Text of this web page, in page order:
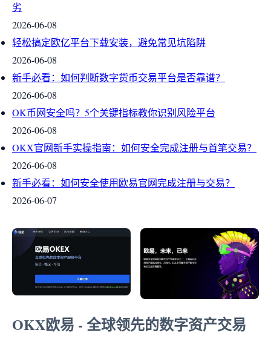
劣
2026-06-08
轻松搞定欧亿平台下载安装，避免常见坑陷阱
2026-06-08
新手必看：如何判断数字货币交易平台是否靠谱？
2026-06-08
OK币网安全吗？5个关键指标教你识别风险平台
2026-06-08
OKX官网新手实操指南：如何安全完成注册与首笔交易？
2026-06-08
新手必看：如何安全使用欧易官网完成注册与交易？
2026-06-07
OKX欧易 - 全球领先的数字资产交易